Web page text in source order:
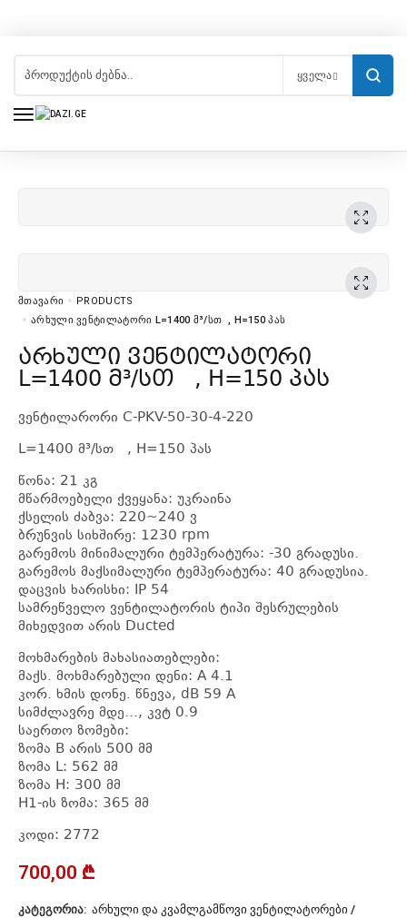
ᲧᲕᲔᲚᲐ
ᲛᲗᲐᲕᲐᲠᲘ
PRODUCTS
ᲐᲠᲮᲣᲚᲘ ᲕᲔᲜᲢᲘᲚᲐᲢᲝᲠᲘ L=1400 Მ³/ᲡᲗ , H=150 ᲞᲐᲡ
არხული ვენტილატორი
L=1400 მ³/სთ , H=150 პას
ვენტილარორი C-PKV-50-30-4-220
L=1400 მ³/სთ , H=150 პას
წონა: 21 კგ
მწარმოებელი ქვეყანა: უკრაინა
ქსელის ძაბვა: 220~240 ვ
ბრუნვის სიხშირე: 1230 rpm
გარემოს მინიმალური ტემპერატურა: -30 გრადუსი.
გარემოს მაქსიმალური ტემპერატურა: 40 გრადუსია.
დაცვის ხარისხი: IP 54
სამრეწველო ვენტილატორის ტიპი შესრულების
მიხედვით არის Ducted
მოხმარების მახასიათებლები:
მაქს. მოხმარებული დენი: A 4.1
კორ. ხმის დონე. წნევა, dB 59 A
სიმძლავრე მდე…, კვტ 0.9
საერთო ზომები:
ზომა B არის 500 მმ
ზომა L: 562 მმ
ზომა H: 300 მმ
H1-ის ზომა: 365 მმ
კოდი: 2772
700,00 ₾
ᲙᲐᲢᲔᲒᲝᲠᲘᲐ: ᲐᲠᲮᲣᲚᲘ ᲓᲐ ᲙᲕᲐᲛᲚᲒᲐᲛᲬᲝᲕᲘ ᲕᲔᲜᲢᲘᲚᲐᲢᲝᲠᲔᲑᲘ /